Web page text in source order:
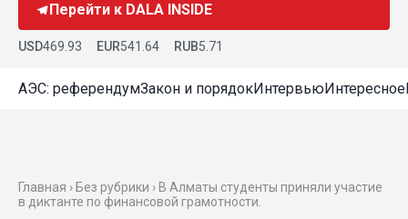
Перейти к DALA INSIDE
USD469.93 EUR541.64 RUB5.71
АЭС: референдумЗакон и порядокИнтервьюИнтересное
Главная › Без рубрики › В Алматы студенты приняли участие
в диктанте по финансовой грамотности.